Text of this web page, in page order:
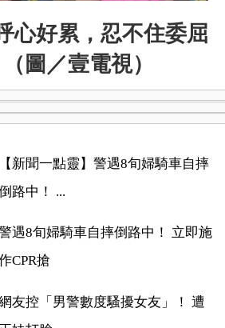
心好累，忍不住委屈
圖／壹電視）
【新聞一點靈】警遇8旬婦騎車自摔
路中！ ...
遇8旬婦騎車自摔倒路中！ 立即施
CPR搶
友控「男警數度騷擾女友」！ 遭